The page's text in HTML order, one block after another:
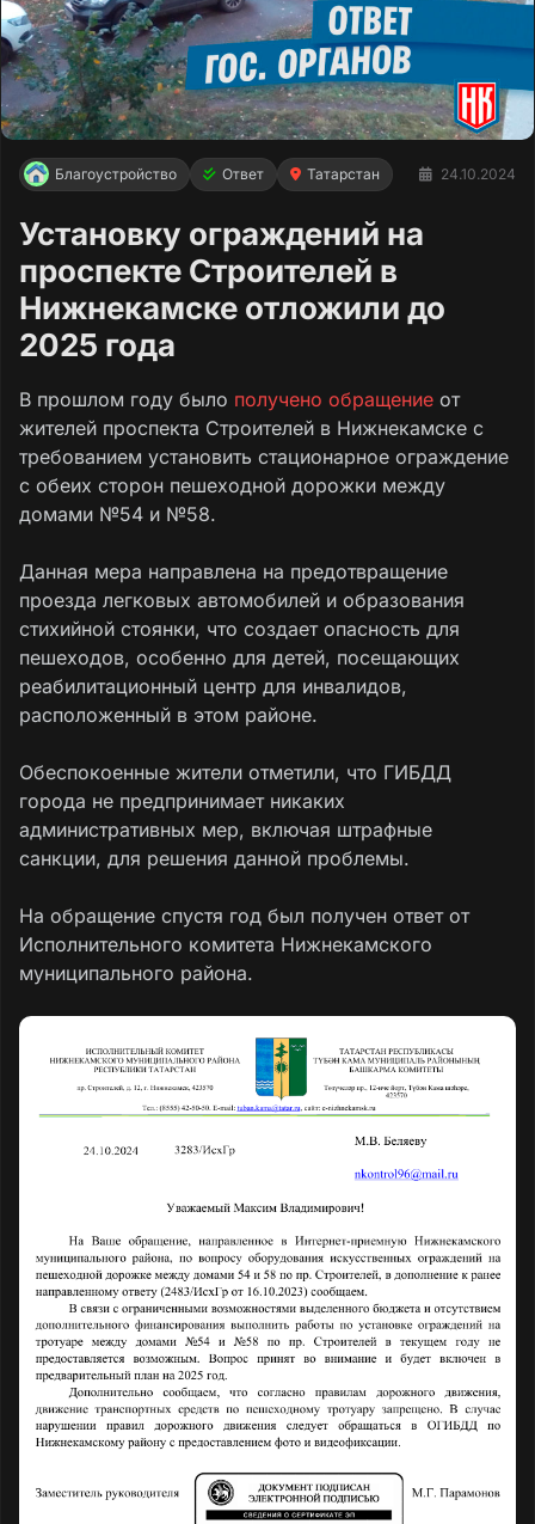
Благоустройство Ответ Татарстан 24.10.2024
Установку ограждений на
проспекте Строителей в
Нижнекамске отложили до
2025 года
В прошлом году было получено обращение от
жителей проспекта Строителей в Нижнекамске с
требованием установить стационарное ограждение
с обеих сторон пешеходной дорожки между
домами №54 и №58.
Данная мера направлена на предотвращение
проезда легковых автомобилей и образования
стихийной стоянки, что создает опасность для
пешеходов, особенно для детей, посещающих
реабилитационный центр для инвалидов,
расположенный в этом районе.
Обеспокоенные жители отметили, что ГИБДД
города не предпринимает никаких
административных мер, включая штрафные
санкции, для решения данной проблемы.
На обращение спустя год был получен ответ от
Исполнительного комитета Нижнекамского
муниципального района.